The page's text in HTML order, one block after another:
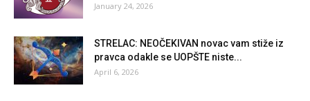
January 24, 2026
STRELAC: NEOČEKIVAN novac vam stiže iz
pravca odakle se UOPŠTE niste...
April 6, 2026